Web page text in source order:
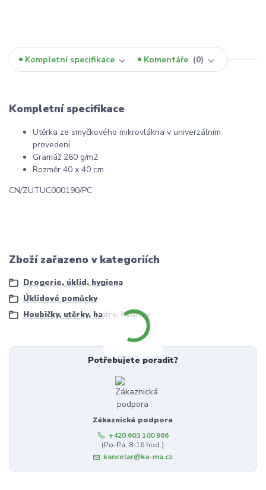
Kompletní specifikace Komentáře 0
Kompletní specifikace
Utěrka ze smyčkového mikrovlákna v univerzálním
provedení
Gramáž 260 g/m2
Rozměr 40 x 40 cm
CN/ZUTUC000190/PC
Zboží zařazeno v kategoriích
Drogerie, úklid, hygiena
Úklidové pomůcky
Houbičky, utěrky, hadry, hadříky
Potřebujete poradit?
Zákaznická podpora
+420 603 100 966
(Po-Pá, 8-16 hod.)
kancelar@ka-ma.cz